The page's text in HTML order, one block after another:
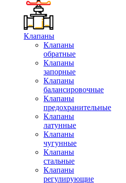
Клапаны
Клапаны
обратные
Клапаны
запорные
Клапаны
балансировочные
Клапаны
предохранительные
Клапаны
латунные
Клапаны
чугунные
Клапаны
стальные
Клапаны
регулирующие